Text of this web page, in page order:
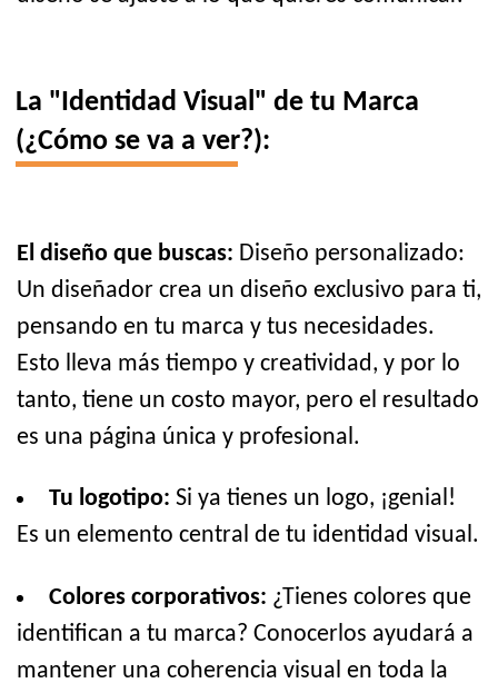
La "Identidad Visual" de tu Marca
(¿Cómo se va a ver?):
El diseño que buscas: Diseño personalizado:
Un diseñador crea un diseño exclusivo para ti,
pensando en tu marca y tus necesidades.
Esto lleva más tiempo y creatividad, y por lo
tanto, tiene un costo mayor, pero el resultado
es una página única y profesional.
Tu logotipo: Si ya tienes un logo, ¡genial!
Es un elemento central de tu identidad visual.
Colores corporativos: ¿Tienes colores que
identifican a tu marca? Conocerlos ayudará a
mantener una coherencia visual en toda la